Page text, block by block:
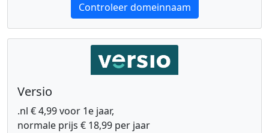
Controleer domeinnaam
Versio
.nl € 4,99 voor 1e jaar,
normale prijs € 18,99 per jaar